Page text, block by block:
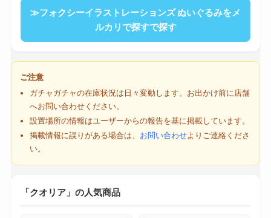
≫フォクシーイラストレーションズ ぬいぐるみをメ
ルカリで探すで探す
ご注意
ガチャガチャの在庫状況は日々変動します。お出かけ前に店舗
へお問い合わせください。
設置場所の情報はユーザーからの報告を基に掲載しています。
掲載情報に誤りがある場合は、 お問い合わせよりご連絡くださ
い。
「クオリア」の人気商品